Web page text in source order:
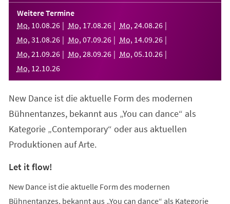
Weitere Termine
Mo, 10.08.26 Mo, 17.08.26 Mo, 24.08.26
Mo, 31 .08.26 Mo, 07.09.26 Mo, 14.09.26
Mo, 21 .09.26 Mo, 28.09.26 Mo, 05.10.26
Mo, 12.10.26
New Dance ist die aktuelle Form des modernen
Bühnentanzes, bekannt aus „You can dance“ als
Kategorie „Contemporary“ oder aus aktuellen
Produktionen auf Arte.
Let it flow!
New Dance ist die aktuelle Form des modernen
Bühnentanzes, bekannt aus „You can dance“ als Kategorie